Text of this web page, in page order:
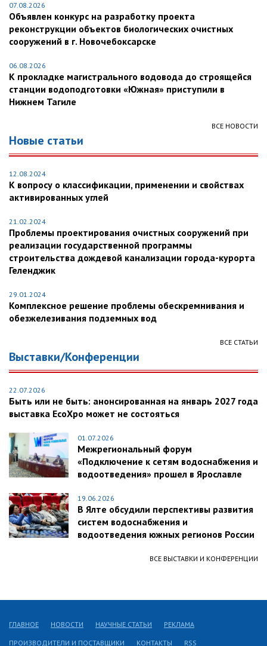
07.08.2026
Объявлен конкурс на разработку проекта
реконструкции объектов биологических очистных
сооружений в г. Новочебоксарске
06.08.2026
К прокладке магистрального водовода до строящейся
станции водоподготовки «Южная» приступили в
Нижнем Тагиле
ВСЕ НОВОСТИ
Новые статьи
12.08.2024
К вопросу о классификации, применении и свойствах
активированных углей
21.02.2024
Проблемы проектирования очистных сооружений при
реализации государственной программы
строительства дождевой канализации города-курорта
Геленджик
29.01.2024
Комплексное решение проблемы обескремнивания и
обезжелезивания подземных вод
ВСЕ СТАТЬИ
Выставки/Конференции
22.07.2026
Быть или не быть: анонсированная на январь 2027 года
выставка EcoXpo может не состояться
01.07.2026
Межрегиональный форум
«Подключение к сетям водоснабжения и
водоотведения» прошел в Ярославле
19.06.2026
В Ялте обсудили перспективы развития
систем водоснабжения и
водоотведения южных регионов России
ВСЕ ВЫСТАВКИ И КОНФЕРЕНЦИИ
ГЛАВНОЕ НОВОСТИ НАУЧНЫЕ СТАТЬИ РЕКЛАМА
ПРОИЗВОДИТЕЛИ И ПОСТАВЩИКИ КОНТАКТЫ RSS